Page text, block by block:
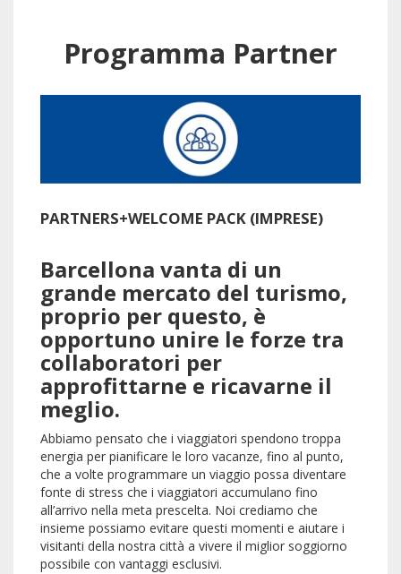
Programma Partner
PARTNERS+WELCOME PACK (IMPRESE)
Barcellona vanta di un
grande mercato del turismo,
proprio per questo, è
opportuno unire le forze tra
collaboratori per
approfittarne e ricavarne il
meglio.
Abbiamo pensato che i viaggiatori spendono troppa
energia per pianificare le loro vacanze, fino al punto,
che a volte programmare un viaggio possa diventare
fonte di stress che i viaggiatori accumulano fino
all’arrivo nella meta prescelta. Noi crediamo che
insieme possiamo evitare questi momenti e aiutare i
visitanti della nostra città a vivere il miglior soggiorno
possibile con vantaggi esclusivi.